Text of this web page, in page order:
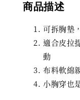
商品描述
可拆胸墊，
適合皮拉
動
布料軟綿
小胸穿也